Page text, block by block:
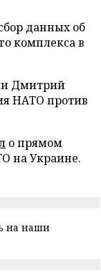
данных об
комплекса в
Дмитрий
НАТО против
о прямом
на Украине.
на наши